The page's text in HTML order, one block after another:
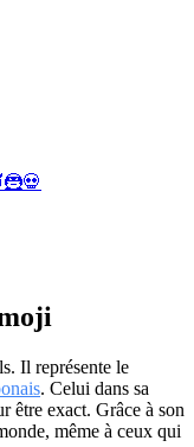
🦹💀
Il représente le
. Celui dans sa
être exact. Grâce à son
même à ceux qui